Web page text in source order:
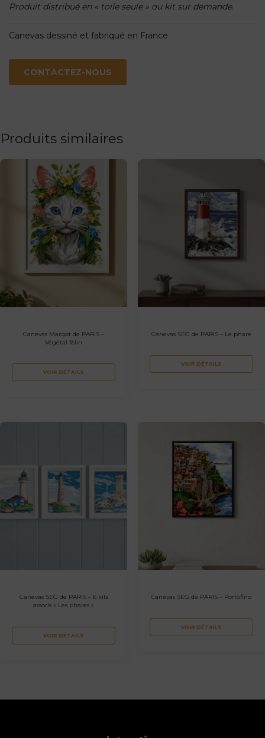
Produit distribué en « toile seule » ou kit sur demande.
Canevas dessiné et fabriqué en France
CONTACTEZ-NOUS
Produits similaires
Canevas Margot de PARIS –
Végétal félin
VOIR DÉTAILS
Canevas SEG de PARIS – Le phare
VOIR DÉTAILS
Canevas SEG de PARIS – 6 kits
assoris « Les phares »
VOIR DÉTAILS
Canevas SEG de PARIS – Portofino
VOIR DÉTAILS